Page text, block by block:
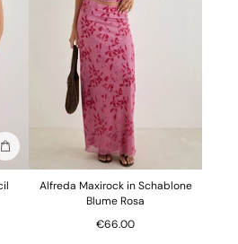
In die Tasche stecken
Alfreda Maxirock in Schablone
Blume Rosa
€66.00